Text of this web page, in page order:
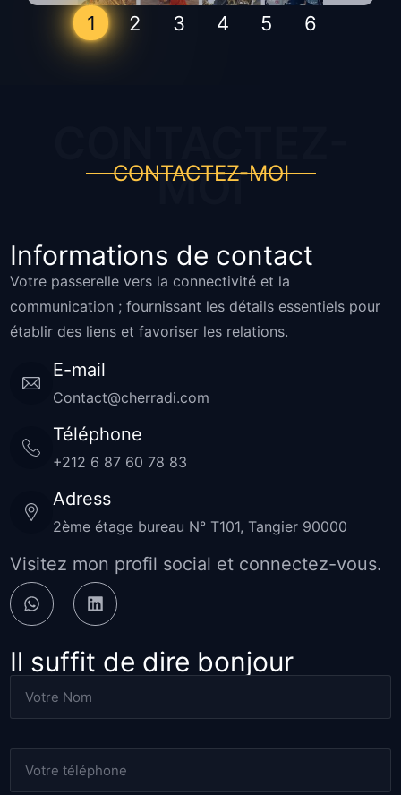
1 2 3 4 5 6
MOI
CONTACTEZ-MOI
Il suffit de dire bonjour
Informations de contact
Votre passerelle vers la connectivité et la
communication ; fournissant les détails essentiels pour
établir des liens et favoriser les relations.
E-mail
Contact@cherradi.com
Téléphone
+212 6 87 60 78 83
Adress
2ème étage bureau N° T101, Tangier 90000
Visitez mon profil social et connectez-vous.